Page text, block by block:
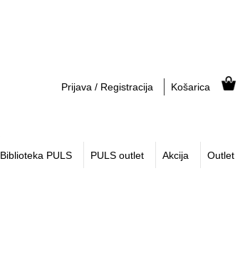
Biblioteka PULS PULS outlet Akcija Outlet
Prijava / Registracija Košarica